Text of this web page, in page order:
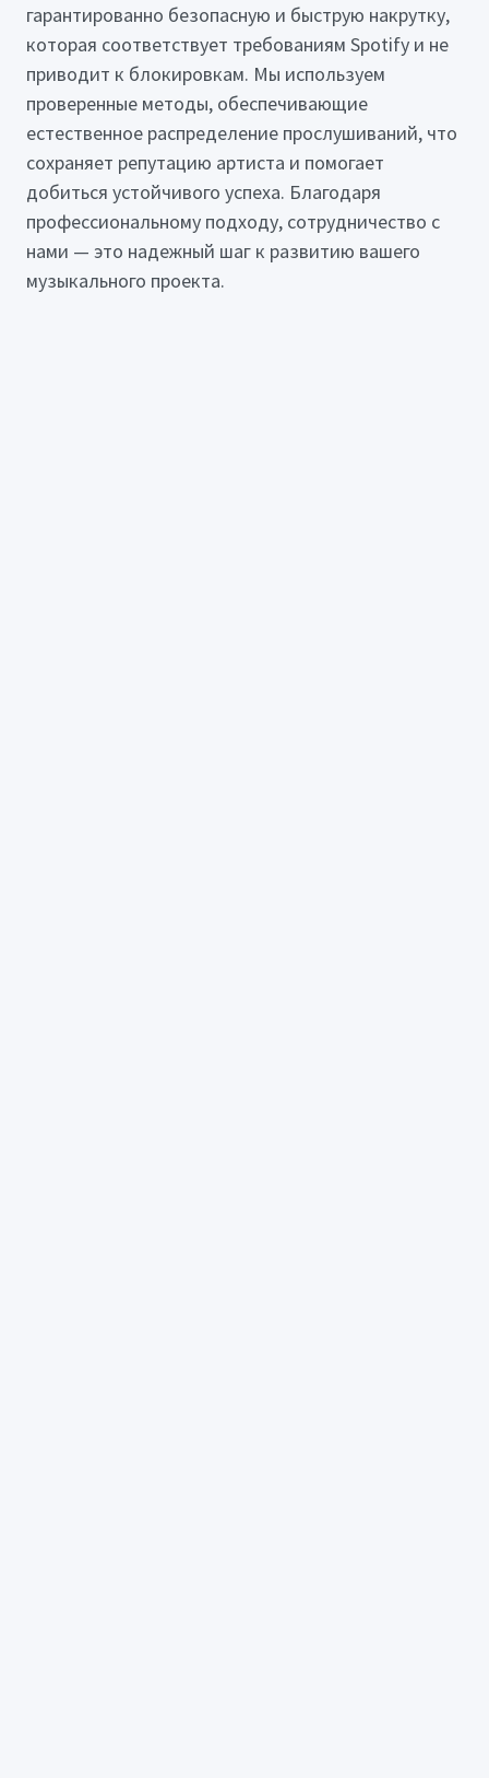
гарантированно безопасную и быструю накрутку,
которая соответствует требованиям Spotify и не
приводит к блокировкам. Мы используем
проверенные методы, обеспечивающие
естественное распределение прослушиваний, что
сохраняет репутацию артиста и помогает
добиться устойчивого успеха. Благодаря
профессиональному подходу, сотрудничество с
нами — это надежный шаг к развитию вашего
музыкального проекта.